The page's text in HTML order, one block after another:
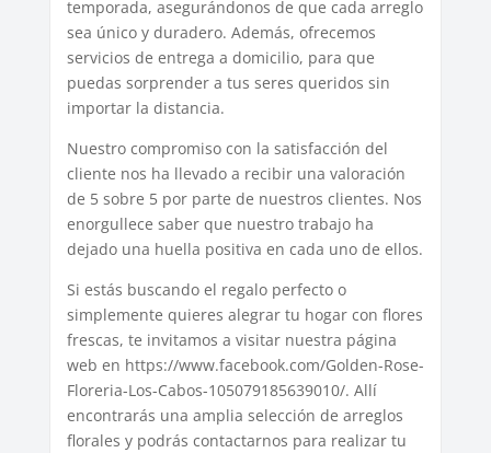
temporada, asegurándonos de que cada arreglo
sea único y duradero. Además, ofrecemos
servicios de entrega a domicilio, para que
puedas sorprender a tus seres queridos sin
importar la distancia.
Nuestro compromiso con la satisfacción del
cliente nos ha llevado a recibir una valoración
de 5 sobre 5 por parte de nuestros clientes. Nos
enorgullece saber que nuestro trabajo ha
dejado una huella positiva en cada uno de ellos.
Si estás buscando el regalo perfecto o
simplemente quieres alegrar tu hogar con flores
frescas, te invitamos a visitar nuestra página
web en https://www.facebook.com/Golden-Rose-
Floreria-Los-Cabos-105079185639010/. Allí
encontrarás una amplia selección de arreglos
florales y podrás contactarnos para realizar tu